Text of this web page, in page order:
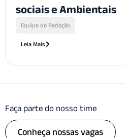
sociais e Ambientais
Equipe de Redação
Leia Mais
Faça parte do nosso time
Conheça nossas vagas